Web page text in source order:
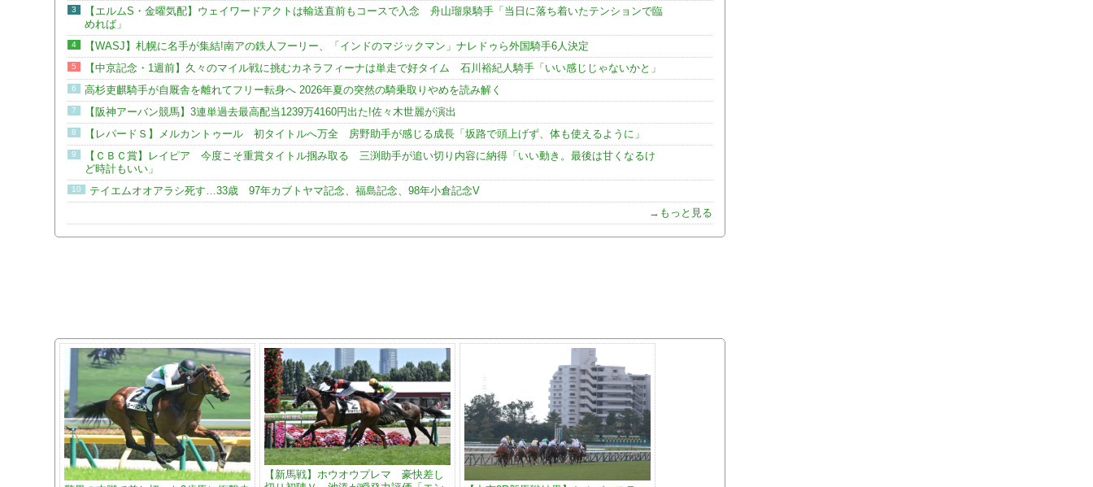
3
【エルムS・金曜気配】ウェイワードアクトは輸送直前もコースで入念 舟山瑠泉騎手「当日に落ち着いたテンションで臨
めれば」
4 【WASJ】札幌に名手が集結!南アの鉄人フーリー、「インドのマジックマン」ナレドゥら外国騎手6人決定
5 【中京記念・1週前】久々のマイル戦に挑むカネラフィーナは単走で好タイム 石川裕紀人騎手「いい感じじゃないかと」
6 高杉吏麒騎手が自厩舎を離れてフリー転身へ 2026年夏の突然の騎乗取りやめを読み解く
7 【阪神アーバン競馬】3連単過去最高配当1239万4160円出た!佐々木世麗が演出
8 【レパードＳ】メルカントゥール 初タイトルへ万全 房野助手が感じる成長「坂路で頭上げず、体も使えるように」
9
【ＣＢＣ賞】レイピア 今度こそ重賞タイトル掴み取る 三渕助手が追い切り内容に納得「いい動き。最後は甘くなるけ
ど時計もいい」
10
テイエムオオアラシ死す…33歳 97年カブトヤマ記念、福島記念、98年小倉記念V
→もっと見る
【新馬戦】ホウオウプレマ 豪快差し